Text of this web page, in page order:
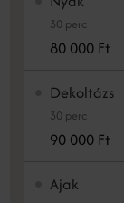
30 perc
80 000 Ft
Dekoltázs
30 perc
90 000 Ft
Ajak